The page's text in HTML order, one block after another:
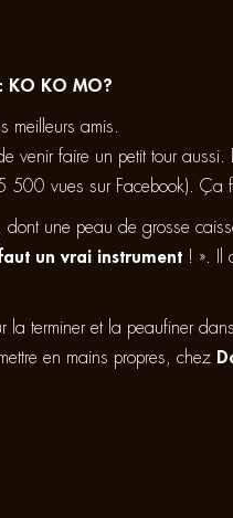
KO KO MO?
meilleurs amis.
venir faire un petit tour
500 vues sur Facebook). Ça
une peau de grosse
un vrai instrument ! ». Il
la terminer et la peaufiner
en mains propres, chez